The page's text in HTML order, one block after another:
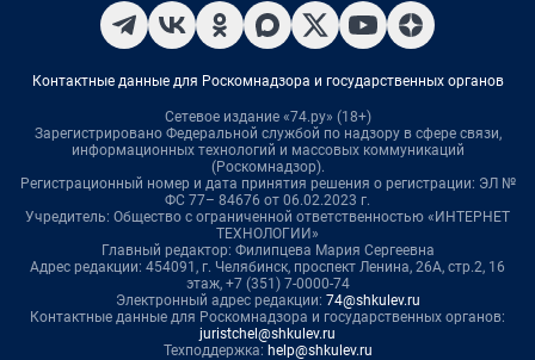
Контактные данные для Роскомнадзора и государственных органов
Сетевое издание «74.ру» (18+)
Зарегистрировано Федеральной службой по надзору в сфере связи,
информационных технологий и массовых коммуникаций
(Роскомнадзор).
Регистрационный номер и дата принятия решения о регистрации: ЭЛ №
ФС 77– 84676 от 06.02.2023 г.
Учредитель: Общество с ограниченной ответственностью «ИНТЕРНЕТ
ТЕХНОЛОГИИ»
Главный редактор: Филипцева Мария Сергеевна
Адрес редакции: 454091, г. Челябинск, проспект Ленина, 26А, стр.2, 16
этаж, +7 (351) 7-0000-74
Электронный адрес редакции: 74@shkulev.ru
Контактные данные для Роскомнадзора и государственных органов:
juristchel@shkulev.ru
Техподдержка: help@shkulev.ru